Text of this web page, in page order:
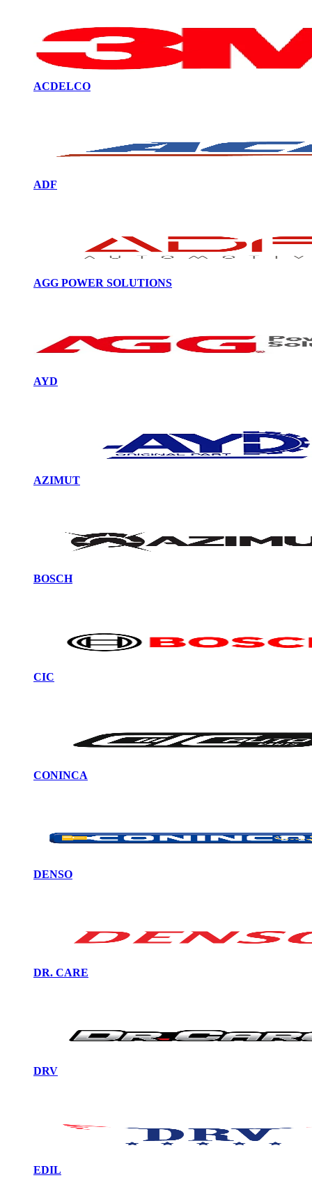
ACDELCO
ADF
AGG POWER SOLUTIONS
AYD
AZIMUT
BOSCH
CIC
CONINCA
DENSO
DR. CARE
DRV
EDIL